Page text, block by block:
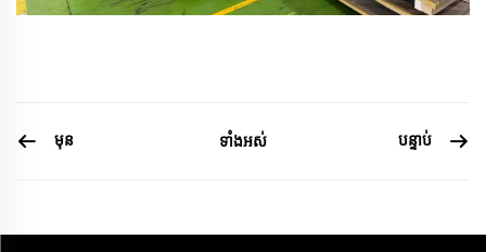
មុន ទាំងអស់ បន្ទាប់